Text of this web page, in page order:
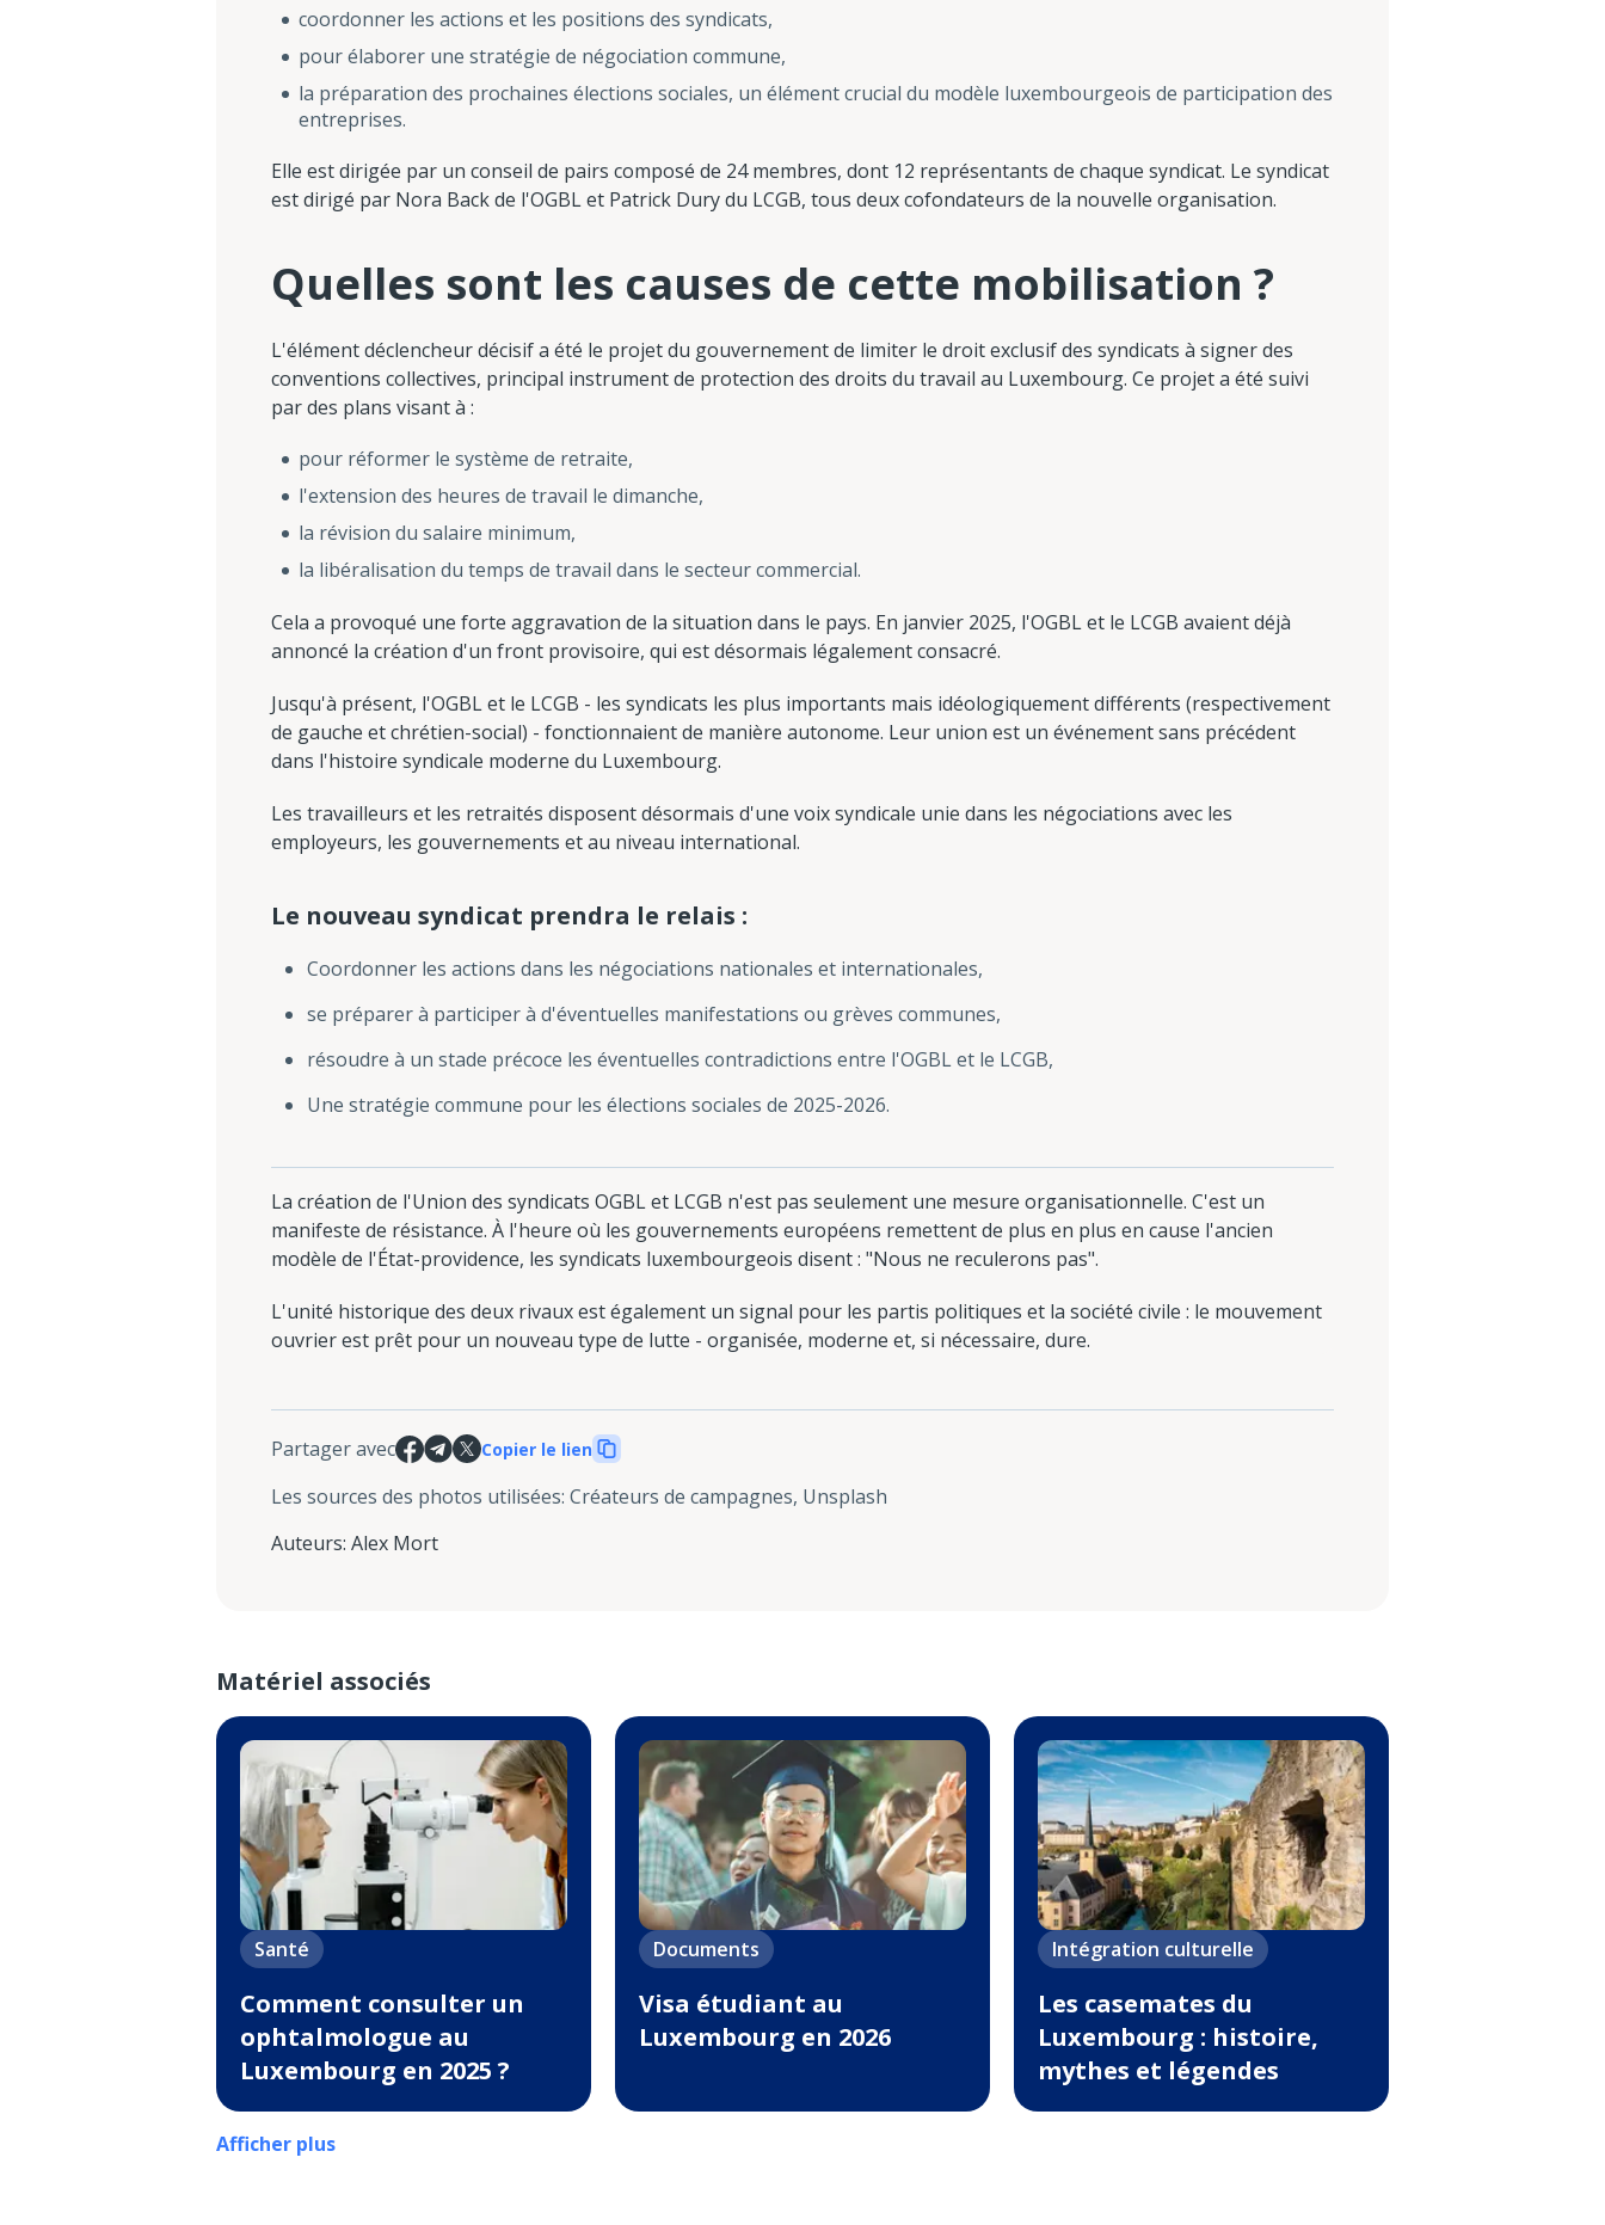
coordonner les actions et les positions des syndicats,
pour élaborer une stratégie de négociation commune,
la préparation des prochaines élections sociales, un élément crucial du modèle luxembourgeois de participation des
entreprises.
Elle est dirigée par un conseil de pairs composé de 24 membres, dont 12 représentants de chaque syndicat. Le syndicat
est dirigé par Nora Back de l'OGBL et Patrick Dury du LCGB, tous deux cofondateurs de la nouvelle organisation.
Quelles sont les causes de cette mobilisation ?
L'élément déclencheur décisif a été le projet du gouvernement de limiter le droit exclusif des syndicats à signer des
conventions collectives, principal instrument de protection des droits du travail au Luxembourg. Ce projet a été suivi
par des plans visant à :
pour réformer le système de retraite,
l'extension des heures de travail le dimanche,
la révision du salaire minimum,
la libéralisation du temps de travail dans le secteur commercial.
Cela a provoqué une forte aggravation de la situation dans le pays. En janvier 2025, l'OGBL et le LCGB avaient déjà
annoncé la création d'un front provisoire, qui est désormais légalement consacré.
Jusqu'à présent, l'OGBL et le LCGB - les syndicats les plus importants mais idéologiquement différents (respectivement
de gauche et chrétien-social) - fonctionnaient de manière autonome. Leur union est un événement sans précédent
dans l'histoire syndicale moderne du Luxembourg.
Les travailleurs et les retraités disposent désormais d'une voix syndicale unie dans les négociations avec les
employeurs, les gouvernements et au niveau international.
Le nouveau syndicat prendra le relais :
Coordonner les actions dans les négociations nationales et internationales,
se préparer à participer à d'éventuelles manifestations ou grèves communes,
résoudre à un stade précoce les éventuelles contradictions entre l'OGBL et le LCGB,
Une stratégie commune pour les élections sociales de 2025-2026.
La création de l'Union des syndicats OGBL et LCGB n'est pas seulement une mesure organisationnelle. C'est un
manifeste de résistance. À l'heure où les gouvernements européens remettent de plus en plus en cause l'ancien
modèle de l'État-providence, les syndicats luxembourgeois disent : "Nous ne reculerons pas".
L'unité historique des deux rivaux est également un signal pour les partis politiques et la société civile : le mouvement
ouvrier est prêt pour un nouveau type de lutte - organisée, moderne et, si nécessaire, dure.
Partager avec Copier le lien
Les sources des photos utilisées: Créateurs de campagnes, Unsplash
Auteurs: Alex Mort
Matériel associés
Santé
Comment consulter un
ophtalmologue au
Luxembourg en 2025 ?
Documents
Visa étudiant au
Luxembourg en 2026
Intégration culturelle
Les casemates du
Luxembourg : histoire,
mythes et légendes
Afficher plus